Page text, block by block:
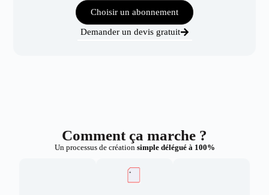
Choisir un abonnement
Demander un devis gratuit
Comment ça marche ?
Un processus de création simple délégué à 100%